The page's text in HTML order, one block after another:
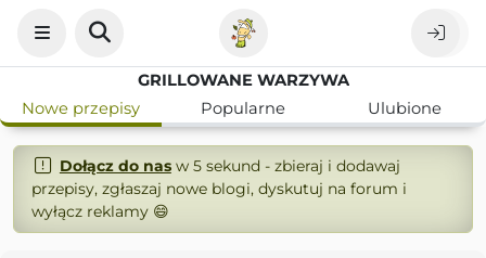
GRILLOWANE WARZYWA
Nowe przepisy
Popularne Ulubione
Dołącz do nasw 5 sekund - zbieraj i dodawaj
przepisy, zgłaszaj nowe blogi, dyskutuj na forum i
wyłącz reklamy 😄